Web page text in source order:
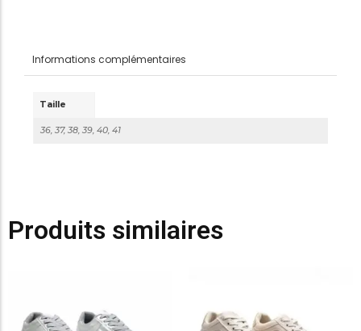
Informations complémentaires
Taille
36, 37, 38, 39, 40, 41
Produits similaires